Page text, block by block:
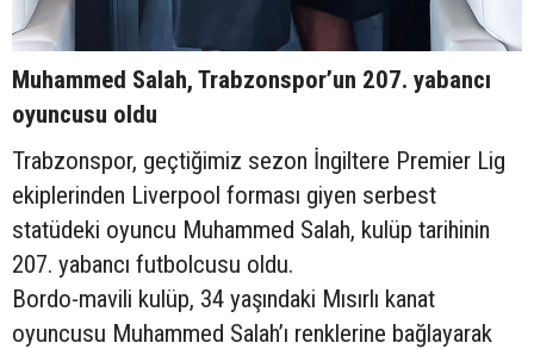
Muhammed Salah, Trabzonspor’un 207. yabancı
oyuncusu oldu
Trabzonspor, geçtiğimiz sezon İngiltere Premier Lig
ekiplerinden Liverpool forması giyen serbest
statüdeki oyuncu Muhammed Salah, kulüp tarihinin
207. yabancı futbolcusu oldu.
Bordo-mavili kulüp, 34 yaşındaki Mısırlı kanat
oyuncusu Muhammed Salah’ı renklerine bağlayarak